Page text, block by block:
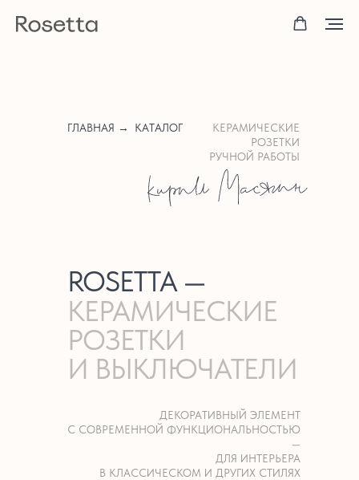
КЕРАМИЧЕСКИЕ
РОЗЕТКИ
РУЧНОЙ РАБОТЫ
ГЛАВНАЯ → КАТАЛОГ
ROSETTA —
КЕРАМИЧЕСКИЕ
РОЗЕТКИ
И ВЫКЛЮЧАТЕЛИ
ДЕКОРАТИВНЫЙ ЭЛЕМЕНТ
С СОВРЕМЕННОЙ ФУНКЦИОНАЛЬНОСТЬЮ
—
ДЛЯ ИНТЕРЬЕРА
В КЛАССИЧЕСКОМ И ДРУГИХ СТИЛЯХ